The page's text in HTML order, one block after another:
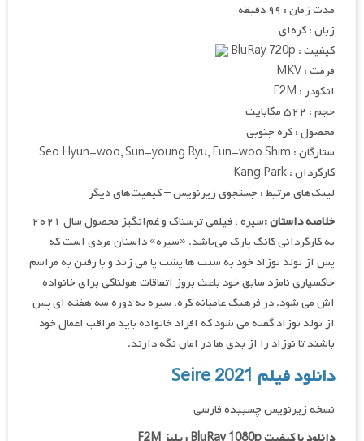
مدت زمان : ۹۹ دقیقه
زبان : کره‌ای
کیفیت : BluRay 720p
فرمت : MKV
انکودر : F2M
حجم : ۵۲۲ مگابایت
محصول : کره جنوبی
ستارگان : Seo Hyun-woo, Sun-young Ryu, Eun-woo Shim
کارگردان : Kang Park
لینک‌های مرتبط : جستجوی زیرنویس – کیفیت‌های دیگر
خلاصه داستان :
سیره ، فیلمی ترسناک و غم‌انگیز محصول سال ۲۰۲۱
به کارگردانی کانگ پارک می‌باشد. «سیره» داستان مردی است که
پس از تولد نوزاد خود به سنت ها پشت پا می زند و با رفتن به مراسم
خاکسپاری نامزد سابق خود باعث بروز اتفاقات هولناکی برای خانواده
اش می شود. در فرهنگ عامیانه کره، سیره به دوره سه هفته ای پس
از تولد نوزاد گفته می شود که افراد خانواده باید مراقب اعمال خود
باشند تا نوزاد را از بدی ها در امان نگه دارند.
دانلود فیلم Seire 2021
نسخه زیرنویس چسبیده فارسی